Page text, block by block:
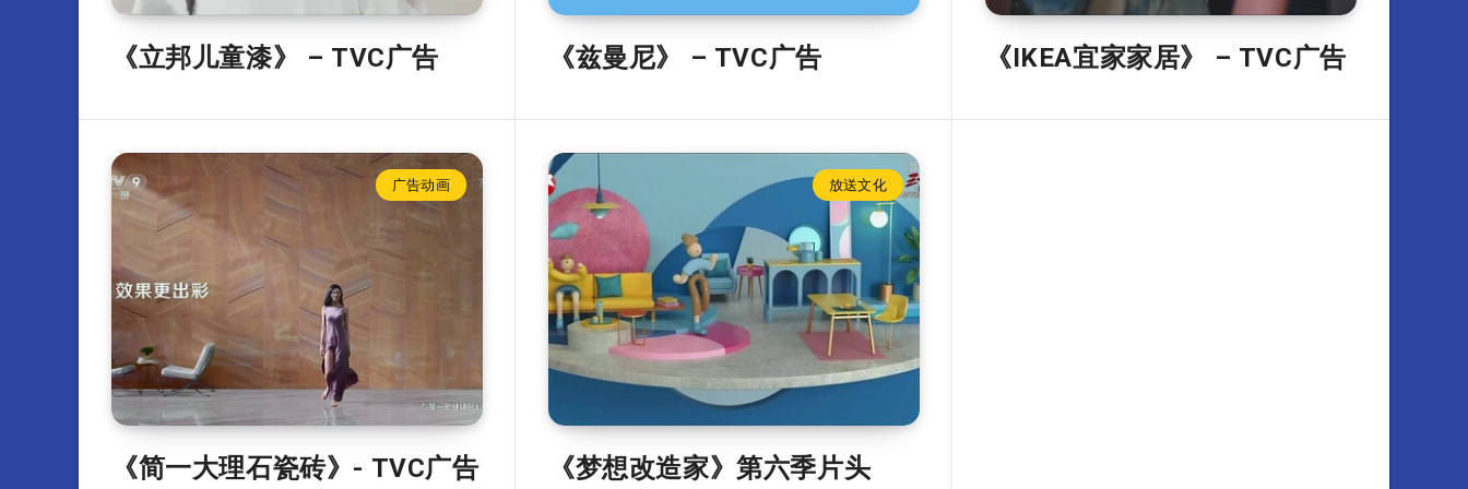
《立邦儿童漆》 – TVC广告 《兹曼尼》 – TVC广告 《IKEA宜家家居》 – TVC广告
广告动画
《简一大理石瓷砖》- TVC广告
放送文化
《梦想改造家》第六季片头